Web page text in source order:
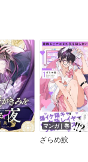
マンガ｜巻
ざらめ鮫